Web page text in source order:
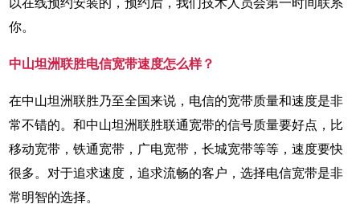
你。
中山坦洲联胜电信宽带速度怎么样？
在中山坦洲联胜乃至全国来说，电信的宽带质量和速度是非
常不错的。和中山坦洲联胜联通宽带的信号质量要好点，比
移动宽带，铁通宽带，广电宽带，长城宽带等等，速度要快
很多。对于追求速度，追求流畅的客户，选择电信宽带是非
常明智的选择。